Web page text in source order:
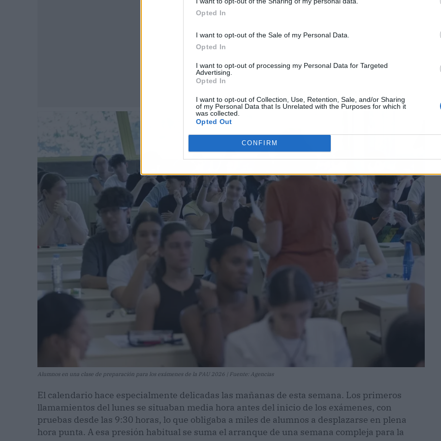
Opted In
I want to opt-out of the Sale of my Personal Data.
Opted In
I want to opt-out of processing my Personal Data for Targeted
Advertising.
Opted In
I want to opt-out of Collection, Use, Retention, Sale, and/or Sharing
of my Personal Data that Is Unrelated with the Purposes for which it
was collected.
Opted Out
CONFIRM
Alumnos en una clase de preparación para los exámenes de la PAU 2026 | Fuente: Agencias
El calendario hace especialmente delicadas las mañanas de esta semana. Los primeros
llamamientos del lunes se situaban media hora antes del inicio de los exámenes, con
pruebas desde las 9:30 horas, lo que obligaba a miles de alumnos a desplazarse en plena
hora punta. A esa presión habitual se suma el arranque de una semana compleja para la